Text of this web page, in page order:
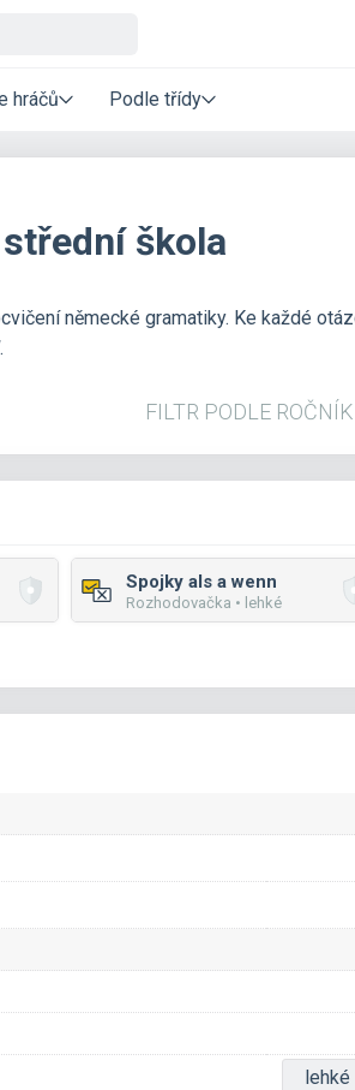
hráčů Podle třídy
škola
německé gramatiky. Ke každé
FILTR PODLE
Spojky als a wenn
Rozhodovačka • lehké
lehké